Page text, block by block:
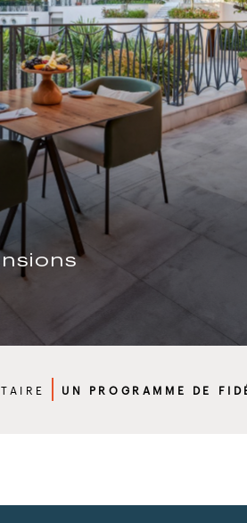
UN PROGRAMME DE